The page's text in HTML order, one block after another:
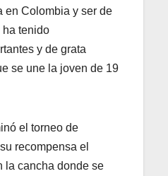
en Colombia y ser de
ha tenido
y de grata
se une la joven de 19
el torneo de
recompensa el
la cancha donde se